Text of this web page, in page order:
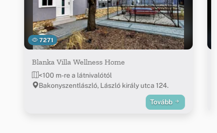
7271
Blanka Villa Wellness Home
<100 m-re a látnivalótól
Bakonyszentlászló, László király utca 124.
Tovább